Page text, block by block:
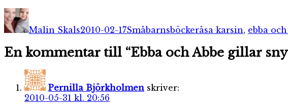
Författare
Malin Skals2010-02-17Småbarnsböckeråsa karsin, ebba
En kommentar till “Ebba och Abbe gillar
Pernilla Björkholmen skriver:
2010-05-31 kl. 20:56